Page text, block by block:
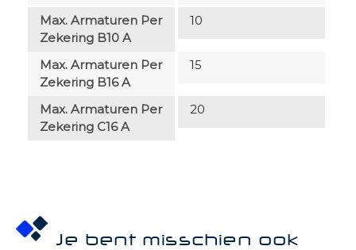
Max. Armaturen Per
Zekering B10 A
10
Max. Armaturen Per
Zekering B16 A
15
Max. Armaturen Per
Zekering C16 A
20
Je bent misschien ook